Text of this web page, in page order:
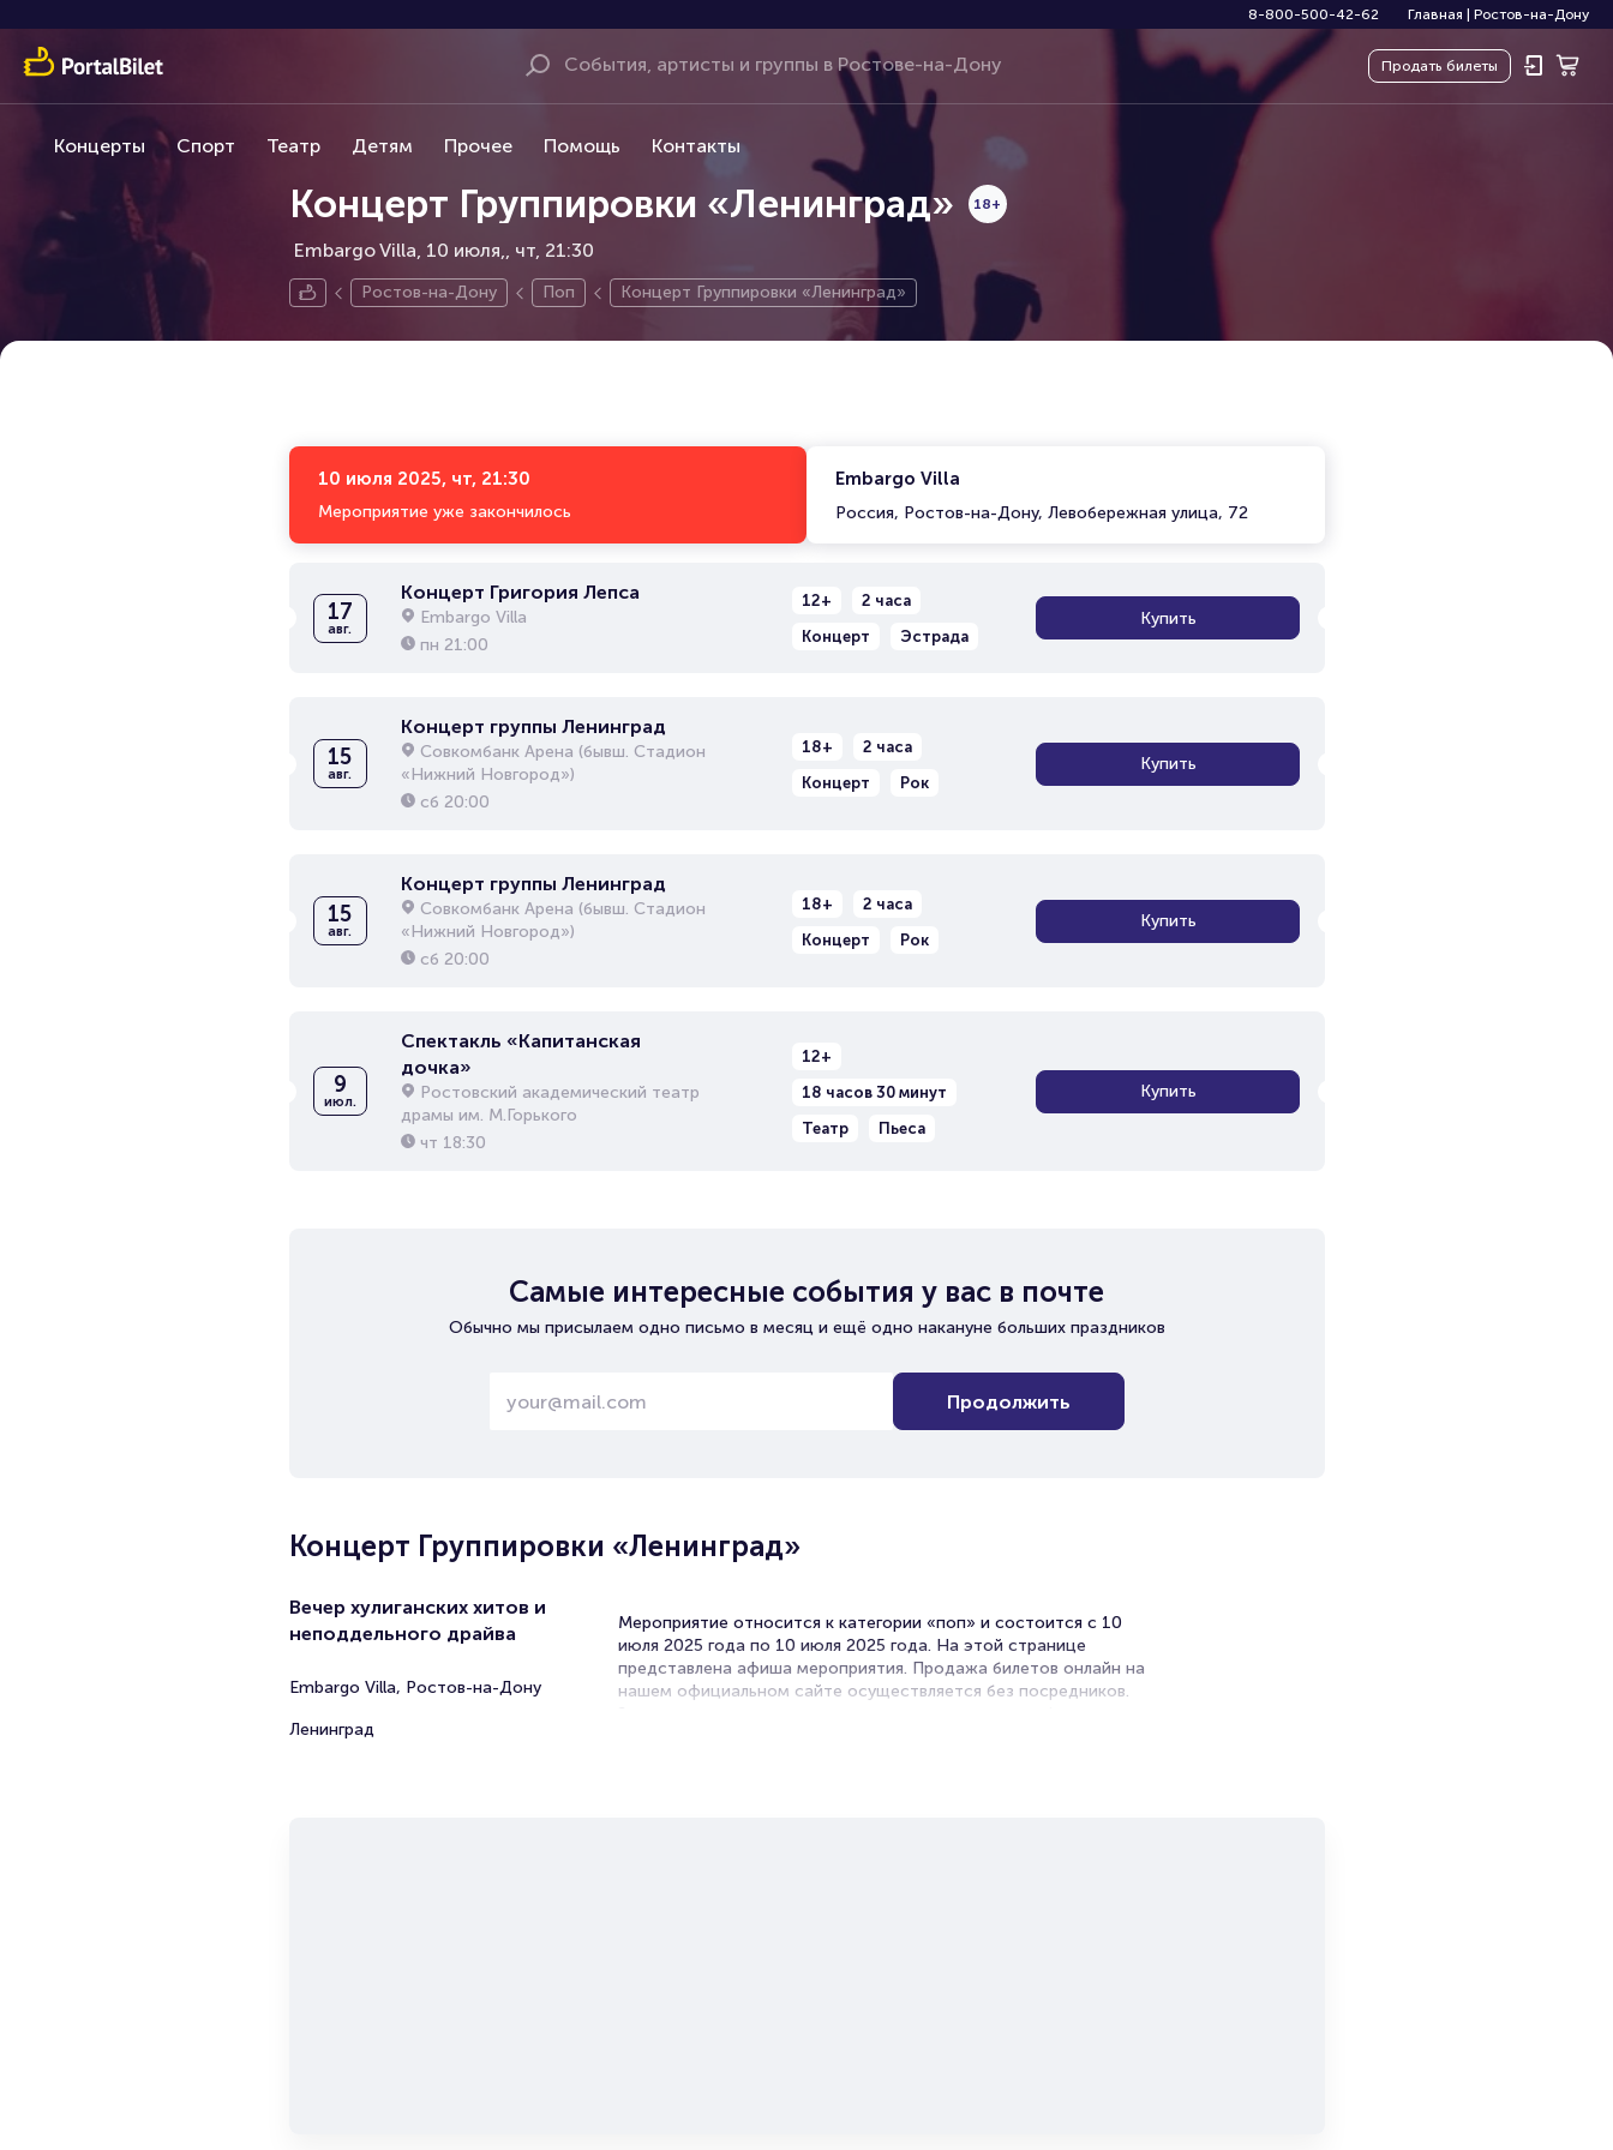
8-800-500-42-62 Главная Ростов-на-Дону
Продать билеты
Концерты Спорт Театр Детям Прочее Помощь Контакты
Концерт Группировки «Ленинград»
Embargo Villa, 10 июля,
18+
чт, 21:30
Ростов-на-Дону Поп Концерт Группировки «Ленинград»
10 июля 2025, чт, 21:30
Мероприятие уже закончилось
Embargo Villa
Россия, Ростов-на-Дону, Левобережная улица, 72
17
авг.
Концерт Григория Лепса
Embargo Villa
пн 21:00
12+
2 часа
Концерт
Эстрада
Купить
15
авг.
Концерт группы Ленинград
Совкомбанк Арена (бывш. Стадион
«Нижний Новгород»)
сб 20:00
18+
2 часа
Концерт
Рок
Купить
15
авг.
Концерт группы Ленинград
Совкомбанк Арена (бывш. Стадион
«Нижний Новгород»)
сб 20:00
18+
2 часа
Концерт
Рок
Купить
9
июл.
Спектакль «Капитанская
дочка»
Ростовский академический театр
драмы им. М.Горького
чт 18:30
12+
18 часов 30 минут
Театр
Пьеса
Купить
Самые интересные события у вас в почте
Обычно мы присылаем одно письмо в месяц и ещё одно накануне больших праздников
Продолжить
Концерт Группировки «Ленинград»
Вечер хулиганских хитов и
неподдельного драйва
Embargo Villa, Ростов-на-Дону
Ленинград
Мероприятие относится к категории «поп» и состоится с 10
июля 2025 года по 10 июля 2025 года. На этой странице
представлена афиша мероприятия. Продажа билетов онлайн на
нашем официальном сайте осуществляется без посредников.